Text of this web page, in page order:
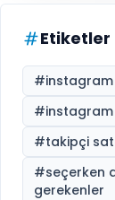
Etiketler
#
#
#takipçi
#seçerken
gerekenler